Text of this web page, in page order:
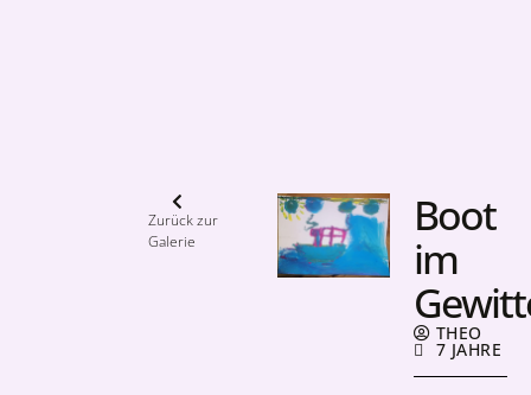
Zurück zur
Galerie
Boot
im
THEO
7 JAHRE